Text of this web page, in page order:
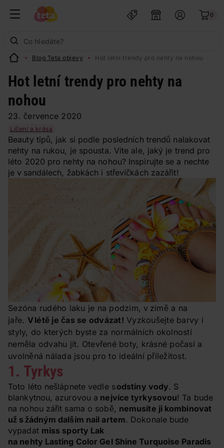
0
Blog Teta objevy Hot letní trendy pro nehty na nohou
Hot letní trendy pro nehty na
nohou
23. července 2020
Líčení a krása
Beauty tipů, jak si podle posledních trendů nalakovat
nehty na rukou, je spousta. Víte ale, jaký je trend pro
léto 2020 pro nehty na nohou? Inspirujte se a nechte
je v sandálech, žabkách i střevíčkách zazářit!
Sezóna rudého laku je na podzim, v zimě a na
jaře. V létě je čas se odvázat! Vyzkoušejte barvy i
styly, do kterých byste za normálních okolností
neměla odvahu jít. Otevřené boty, krásné počasí a
uvolněná nálada jsou pro to ideální příležitost.
1. Tyrkys
Toto léto nešlápnete vedle sodstíny vody. S
blankytnou, azurovou a nejvíce tyrkysovou! Ta bude
na nohou zářit sama o sobě, nemusíte ji kombinovat
už s žádným dalším nail artem. Dokonale bude
vypadat miss sporty Lak
na nehty Lasting Color Gel Shine Turquoise Paradis